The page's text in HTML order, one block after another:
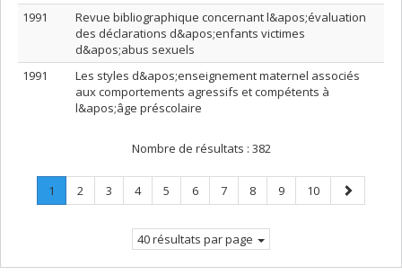
1991
Revue bibliographique concernant l&apos;évaluation
des déclarations d&apos;enfants victimes
d&apos;abus sexuels
1991
Les styles d&apos;enseignement maternel associés
aux comportements agressifs et compétents à
l&apos;âge préscolaire
Nombre de résultats : 382
Page
1
Page
Page
2 Page
3 Page
4 Page
5 Page
6 Page
7 Page
8 Page
9 Page
10
Page
suivante
40 résultats par page